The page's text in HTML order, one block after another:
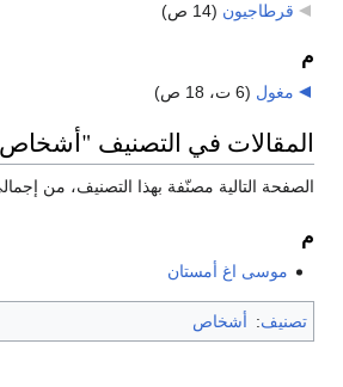
قرطاجيون (14 ص)
م
مغول (6 ت، 18 ص)
المقالات في التصنيف
الصفحة التالية مصنّفة بهذا التصنيف، من إجمالي
م
موسى اغ أمستان
تصنيف: أشخاص